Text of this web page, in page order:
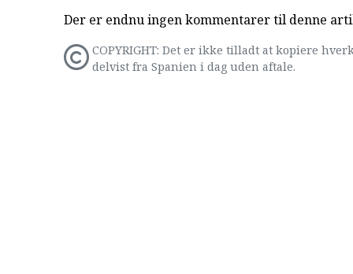
Der er endnu ingen kommentarer til denne
COPYRIGHT: Det er ikke tilladt at kopiere
delvist fra Spanien i dag uden aftale.